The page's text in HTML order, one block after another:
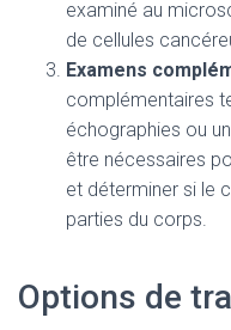
examiné au
de cellules
Examens
complémentaires
échographies ou
être nécessaires
et déterminer si le
parties du corps.
Options de